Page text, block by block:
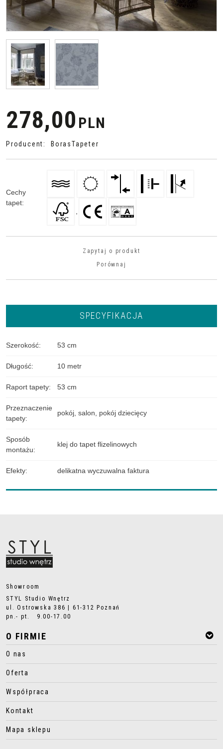
278,00 PLN
Producent: BorasTapeter
Cechy
tapet:
Zapytaj o produkt
Porównaj
SPECYFIKACJA
Szerokość: 53 cm
Długość: 10 metr
Raport tapety: 53 cm
Przeznaczenie
tapety:
pokój salon pokój dziecięcy
Sposób
montażu:
klej do tapet flizelinowych
Efekty: delikatna wyczuwalna faktura
Showroom
STYL Studio Wnętrz
ul. Ostrowska 386 | 61-312 Poznań
pn.- pt. 9.00-17.00
O FIRMIE
O nas
Oferta
Współpraca
Kontakt
Mapa sklepu